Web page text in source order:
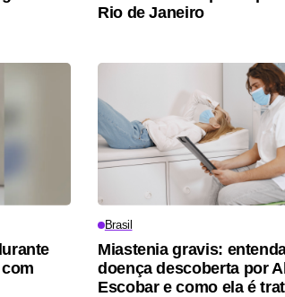
Rio de Janeiro
Brasil
Miastenia gravis:
doença descoberta por
Escobar e como ela é